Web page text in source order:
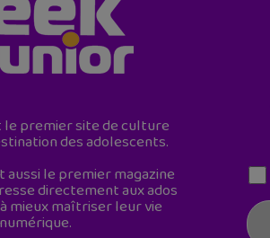
le premier site de culture
des adolescents.
aussi le premier magazine
directement aux ados
mieux maîtriser leur vie
numérique.